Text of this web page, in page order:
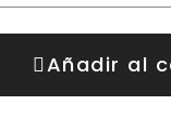
Añadir al